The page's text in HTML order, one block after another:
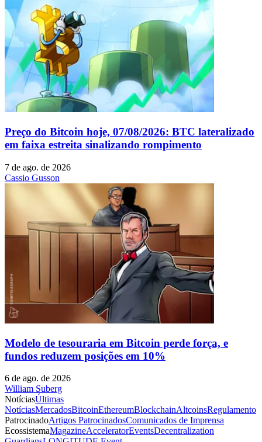
Preço do Bitcoin hoje, 07/08/2026: BTC lateralizado
em faixa estreita sinalizando rompimento
7 de ago. de 2026
Cassio Gusson
Modelo de tesouraria em Bitcoin perde força, e
fundos reduzem posições em 10%
6 de ago. de 2026
William Suberg
NotíciasÚltimas
NotíciasMercadosBitcoinEthereumBlockchainAltcoinsRegulamento
PatrocinadoArtigos PatrocinadosComunicados de Imprensa
EcossistemaMagazineAcceleratorEventsDecentralization